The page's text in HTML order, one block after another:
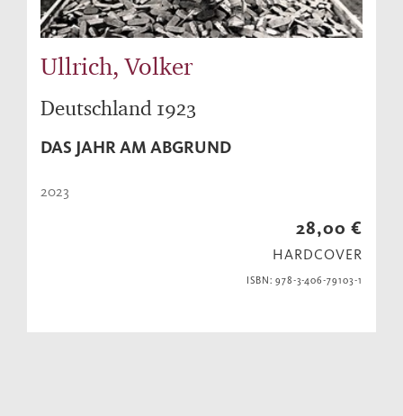
Ullrich, Volker
Deutschland 1923
DAS JAHR AM ABGRUND
2023
28,00 €
HARDCOVER
ISBN: 978-3-406-79103-1